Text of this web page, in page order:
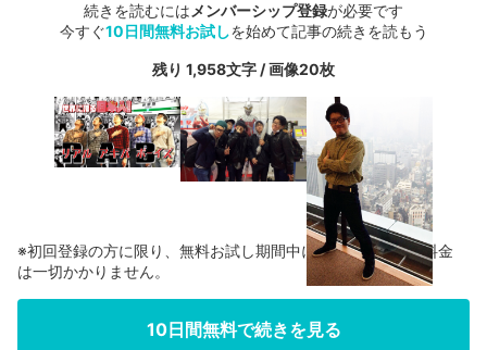
続きを読むには メンバーシップ登録が必要です
今すぐ10日間無料お試しを始めて記事の続きを読もう
残り 1,958文字 / 画像20枚
※初回登録の方に限り、無料お試し期間中に解約した場合、料金
は一切かかりません。
10日間無料で続きを見る